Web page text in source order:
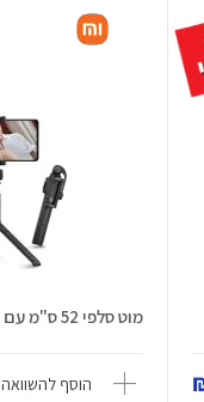
מוט סלפי 52 ס"מ עם חצובה ושלט
הוסף להשוואה